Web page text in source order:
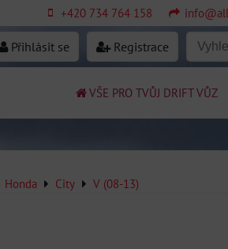
+420 734 764 158
Přihlásit se Registrace
VŠE PRO TVŮJ DRIFT VŮZ
Honda City V (08-13)